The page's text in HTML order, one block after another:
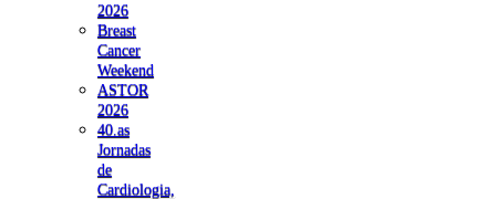
2026
Breast
Cancer
Weekend
ASTOR
2026
40.as
Jornadas
de
Cardiologia,